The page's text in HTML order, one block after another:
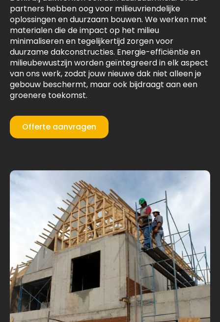
partners hebben oog voor milieuvriendelijke
oplossingen en duurzaam bouwen. We werken met
materialen die de impact op het milieu
minimaliseren en tegelijkertijd zorgen voor
duurzame dakconstructies. Energie-efficiëntie en
milieubewustzijn worden geïntegreerd in elk aspect
van ons werk, zodat jouw nieuwe dak niet alleen je
gebouw beschermt, maar ook bijdraagt aan een
groenere toekomst.
Offerte aanvragen